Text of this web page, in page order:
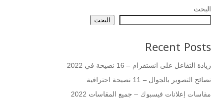
البحث
البحث
Recent Posts
زيادة التفاعل على انستقرام – 16 نصيحة في 2022
نصائح التصوير بالجوال – 11 نصيحة احترافية
مقاسات إعلانات فيسبوك – جميع المقاسات 2022